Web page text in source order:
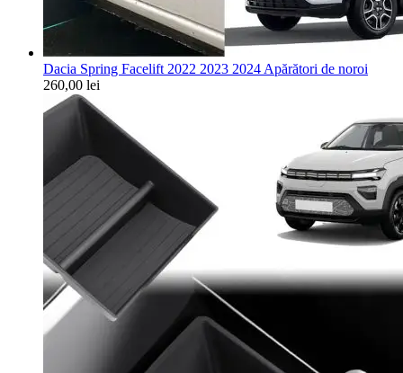
Dacia Spring Facelift 2022 2023 2024 Apărători de noroi
260,00 lei